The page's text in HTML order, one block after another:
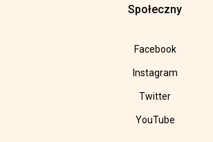
Społeczny
Facebook
Instagram
Twitter
YouTube